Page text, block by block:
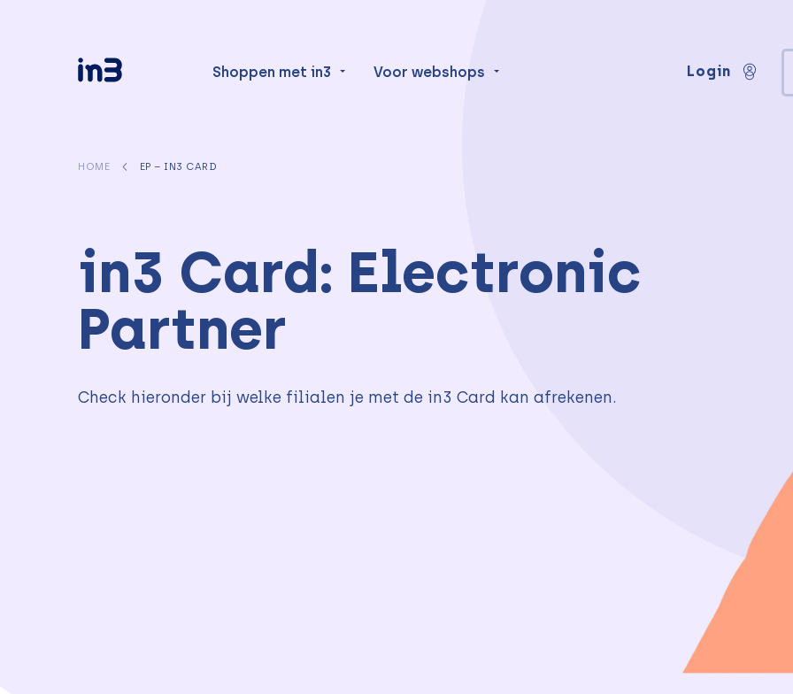
Shoppen met in3 Voor webshops Login
HOME EP – IN3 CARD
in3 Card: Electronic
Partner
Check hieronder bij welke filialen je met de in3 Card kan afrekenen.